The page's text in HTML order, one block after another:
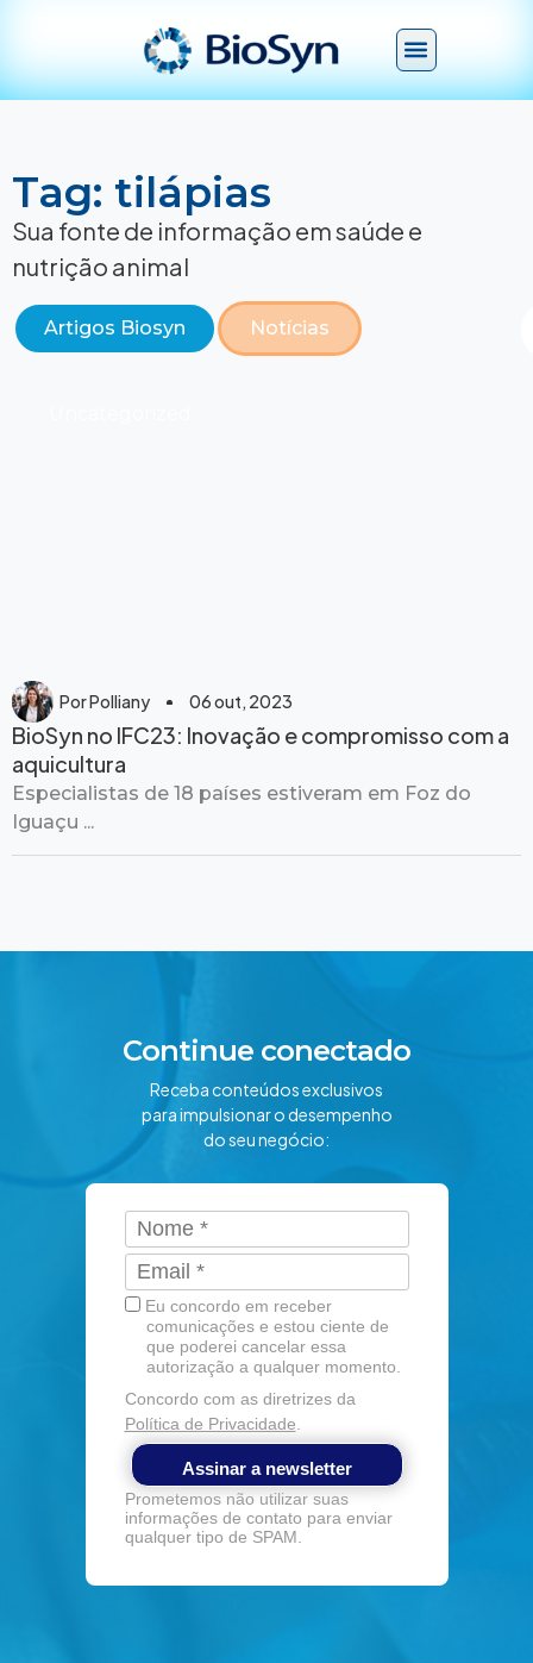
Tag: tilápias
Sua fonte de informação em saúde e
nutrição animal
Artigos Biosyn Notícias
PorPolliany 06 out, 2023
BioSyn no IFC23: Inovação e compromisso com a
aquicultura
Especialistas de 18 países estiveram em Foz do
Iguaçu ...
Continue conectado
Receba conteúdos exclusivos
para impulsionar o desempenho
do seu negócio:
Eu concordo em receber
comunicações e estou ciente de
que poderei cancelar essa
autorização a qualquer momento.
Concordo com as diretrizes da
Política de Privacidade
Assinar a newsletter
Prometemos não utilizar suas
informações de contato para enviar
qualquer tipo de SPAM.